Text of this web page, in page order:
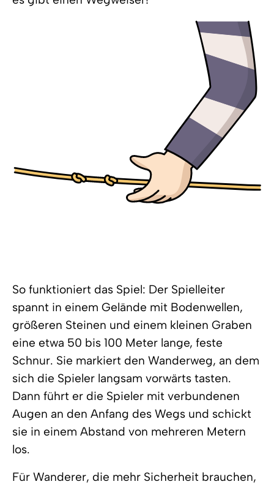
So funktioniert das Spiel: Der Spielleiter
spannt in einem Gelände mit Bodenwellen,
größeren Steinen und einem kleinen Graben
eine etwa 50 bis 100 Meter lange, feste
Schnur. Sie markiert den Wanderweg, an dem
sich die Spieler langsam vorwärts tasten.
Dann führt er die Spieler mit verbundenen
Augen an den Anfang des Wegs und schickt
sie in einem Abstand von mehreren Metern
los.
Für Wanderer, die mehr Sicherheit brauchen,